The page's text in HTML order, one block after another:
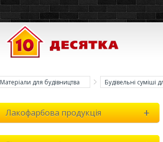
Матеріали для будівництва Будівельні суміші
Лакофарбова продукція +